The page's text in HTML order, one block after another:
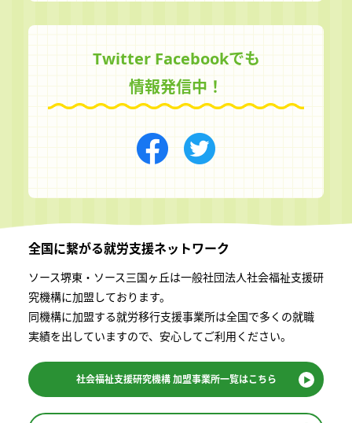
Twitter Facebookでも
情報発信中！
全国に繋がる就労支援ネットワーク
ソース堺東・ソース三国ヶ丘は一般社団法⼈社会福祉⽀援研
究機構に加盟しております。
同機構に加盟する就労移⾏⽀援事業所は全国で多くの就職
実績を出していますので、安⼼してご利⽤ください。
社会福祉支援研究機構加盟事業所一覧はこちら